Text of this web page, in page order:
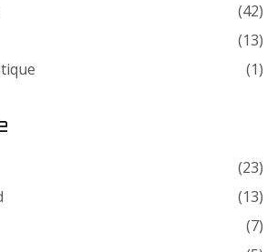
(42)
(13)
(1)
(23)
(13)
(7)